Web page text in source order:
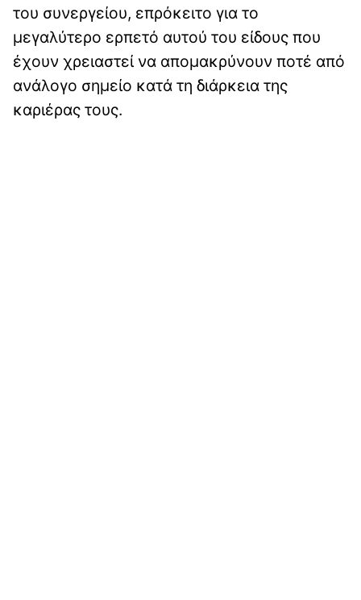
του συνεργείου, επρόκειτο για το
μεγαλύτερο ερπετό αυτού του είδους που
έχουν χρειαστεί να απομακρύνουν ποτέ από
ανάλογο σημείο κατά τη διάρκεια της
καριέρας τους.